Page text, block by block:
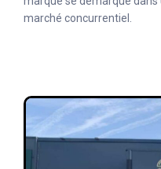
marché concurrentiel.